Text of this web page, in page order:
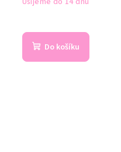
Do košíku